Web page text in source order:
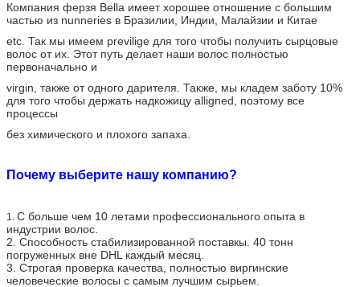
Компания ферзя Bella имеет хорошее отношение с большим
частью из nunneries в Бразилии, Индии, Малайзии и Китае
etc. Так мы имеем previlige для того чтобы получить сырцовые
волос от их. Этот путь делает наши волос полностью
первоначально и
virgin, также от одного дарителя. Также, мы кладем заботу 10%
для того чтобы держать надкожицу alligned, поэтому все
процессы
без химического и плохого запаха.
Почему выберите нашу компанию?
1. С больше чем 10 летами профессионального опыта в
индустрии волос.
2. Способность стабилизированной поставкы. 40 тонн
погруженных вне DHL каждый месяц.
3. Строгая проверка качества, полностью виргинские
человеческие волосы с самым лучшим сырьем.